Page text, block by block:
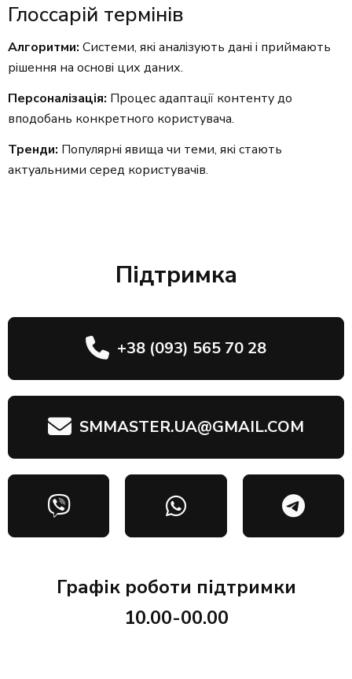
Глоссарій термінів
Алгоритми: Системи, які аналізують дані і приймають
рішення на основі цих даних.
Персоналізація: Процес адаптації контенту до
вподобань конкретного користувача.
Тренди: Популярні явища чи теми, які стають
актуальними серед користувачів.
Підтримка
+38 (093) 565 70 28
SMMASTER.UA@GMAIL.COM
Графік роботи підтримки
10.00-00.00